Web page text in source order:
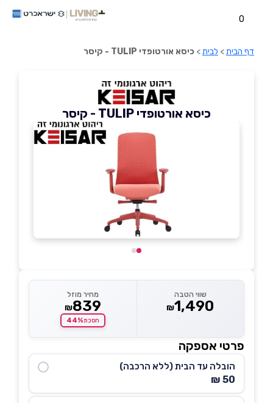
0
דף הבית> לבית> כיסא אורטופדי TULIP - קיסר
כיסא אורטופדי TULIP - קיסר
שווי הטבה
₪1,490
מחיר מוזל
₪839
חסכת44%
פרטי אספקה
הובלה עד הבית (ללא הרכבה)
50 ₪